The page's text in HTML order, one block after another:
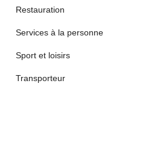
Restauration
Services à la personne
Sport et loisirs
Transporteur